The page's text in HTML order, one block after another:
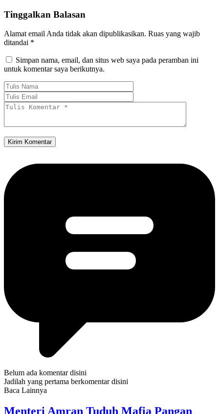
Tinggalkan Balasan
Alamat email Anda tidak akan dipublikasikan. Ruas yang wajib
ditandai *
Simpan nama, email, dan situs web saya pada peramban ini
untuk komentar saya berikutnya.
Belum ada komentar disini
Jadilah yang pertama berkomentar disini
Baca Lainnya
Menteri Amran Tuduh Mafia Pangan